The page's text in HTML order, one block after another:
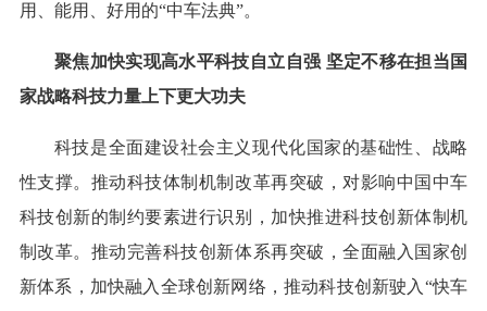
用、能用、好用的“中车法典”。
聚焦加快实现高水平科技自立自强 坚定不移在担当国
家战略科技力量上下更大功夫
科技是全面建设社会主义现代化国家的基础性、战略
性支撑。推动科技体制机制改革再突破，对影响中国中车
科技创新的制约要素进行识别，加快推进科技创新体制机
制改革。推动完善科技创新体系再突破，全面融入国家创
新体系，加快融入全球创新网络，推动科技创新驶入“快车